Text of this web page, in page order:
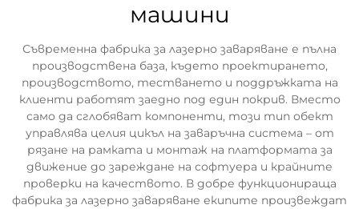
машини
Съвременна фабрика за лазерно заваряване е пълна
производствена база, където проектирането,
производството, тестването и поддръжката на
клиенти работят заедно под един покрив. Вместо
само да сглобяват компоненти, този тип обект
управлява целия цикъл на заваръчна система – от
рязане на рамката и монтаж на платформата за
движение до зареждане на софтуера и крайните
проверки на качеството. В добре функционираща
фабрика за лазерно заваряване екипите произвеждат